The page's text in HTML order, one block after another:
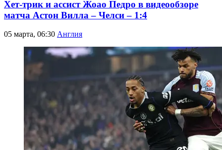
Хет-трик и ассист Жоао Педро в видеообзоре
матча Астон Вилла – Челси – 1:4
05 марта, 06:30 Англия